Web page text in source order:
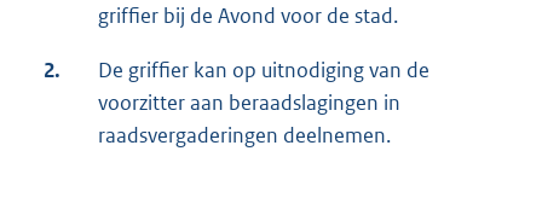
griffier bij de Avond voor de stad.
2.
De griffier kan op uitnodiging van de
voorzitter aan beraadslagingen in
raadsvergaderingen deelnemen.